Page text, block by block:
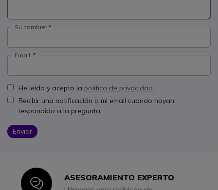
Su nombre:
Email:
He leído y acepto la política de privacidad.
Recibir una notificación a mi email cuando hayan
respondido a la pregunta
Enviar
IconASESORAMIENTO EXPERTO